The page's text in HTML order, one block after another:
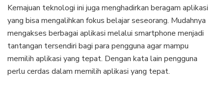
Kemajuan teknologi ini juga menghadirkan beragam aplikasi
yang bisa mengalihkan fokus belajar seseorang. Mudahnya
mengakses berbagai aplikasi melalui smartphone menjadi
tantangan tersendiri bagi para pengguna agar mampu
memilih aplikasi yang tepat. Dengan kata lain pengguna
perlu cerdas dalam memilih aplikasi yang tepat.